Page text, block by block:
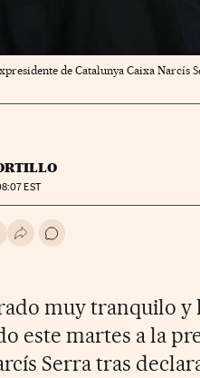
de Catalunya Caixa Narcís
EST
Whatsapp
en Facebook
en Twitter
Desplegar Redes Sociales
Ir a los comentarios
muy tranquilo y
este martes a la
Serra tras